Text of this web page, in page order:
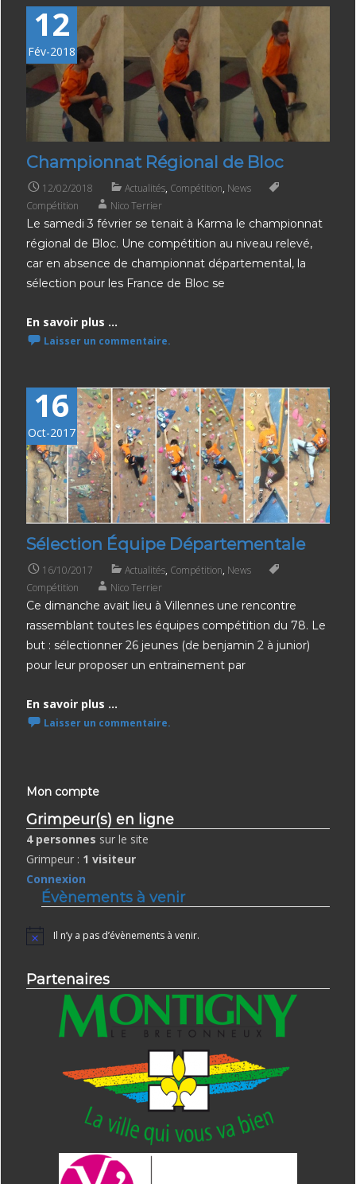
12
Fév-2018
Championnat Régional de Bloc
12/02/2018 Actualités, Compétition, News
Compétition
Nico Terrier
Le samedi 3 février se tenait à Karma le championnat
régional de Bloc. Une compétition au niveau relevé,
car en absence de championnat départemental, la
sélection pour les France de Bloc se
En savoir plus ...
Laisser un commentaire.
16
Oct-2017
Sélection Équipe Départementale
16/10/2017 Actualités, Compétition, News
Compétition
Nico Terrier
Ce dimanche avait lieu à Villennes une rencontre
rassemblant toutes les équipes compétition du 78. Le
but : sélectionner 26 jeunes (de benjamin 2 à junior)
pour leur proposer un entrainement par
En savoir plus ...
Laisser un commentaire.
Mon compte
Grimpeur(s) en ligne
4 personnes sur le site
Grimpeur : 1 visiteur
Connexion
Évènements à venir
NoticeIl n’y a pas d’évènements à venir.
Partenaires